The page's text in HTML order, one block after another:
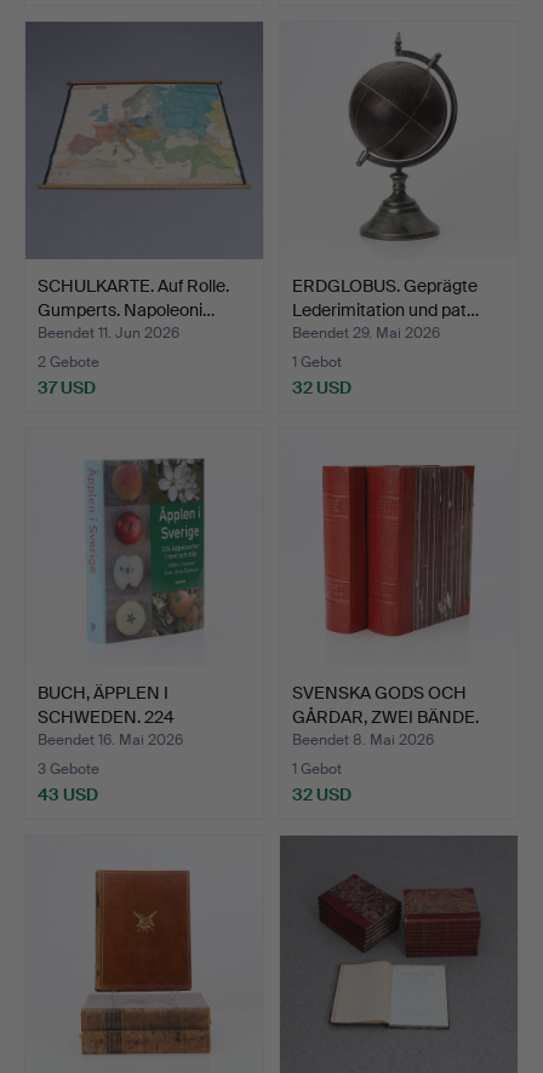
SCHULKARTE. Auf Rolle.
Gumperts. Napoleoni…
Beendet 11. Jun 2026
2 Gebote
37 USD
ERDGLOBUS. Geprägte
Lederimitation und pat…
Beendet 29. Mai 2026
1 Gebot
32 USD
BUCH, ÄPPLEN I
SCHWEDEN. 224
äppelsorter i…
Beendet 16. Mai 2026
3 Gebote
43 USD
SVENSKA GODS OCH
GÅRDAR, ZWEI BÄNDE.
Herau…
Beendet 8. Mai 2026
1 Gebot
32 USD